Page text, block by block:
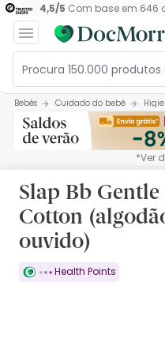
4,5/5 Com base em 646
Bebés Cuidado do bebé
*Ver
Slap Bb
Cotton
ouvido)
Health Points